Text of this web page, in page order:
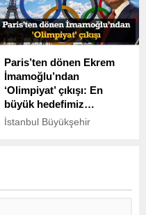
Paris’ten dönen Ekrem
İmamoğlu’ndan
‘Olimpiyat’ çıkışı: En
büyük hedefimiz…
İstanbul Büyükşehir
Festivali’nde konuştu.